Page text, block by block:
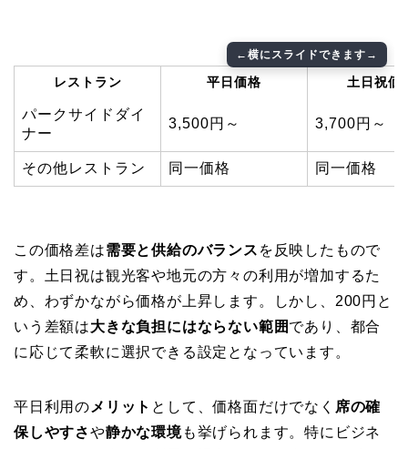
レストラン 平日価格 土日祝価
パークサイドダイ
ナー
3,500円～ 3,700円～
その他レストラン 同一価格 同一価格
この価格差は需要と供給のバランス を反映したもので
す。土日祝は観光客や地元の方々の利用が増加するた
め、わずかながら価格が上昇します。しかし、200円と
いう差額は大きな負担にはならない範囲であり、都合
に応じて柔軟に選択できる設定となっています。
平日利用の メリット として、価格面だけでなく 席の確
保しやすさや静かな環境も挙げられます。特にビジネ